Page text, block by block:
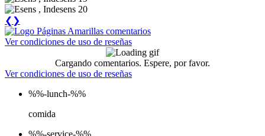
❮ ❯
Ver condiciones de uso de reseñas
Cargando comentarios. Espere, por favor.
Ver condiciones de uso de reseñas
%%-lunch-%%
comida
%%-service-%%